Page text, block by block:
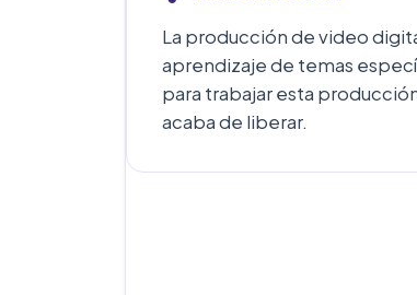
La producción de video
aprendizaje de temas
para trabajar esta
acaba de liberar.